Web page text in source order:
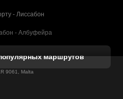
- Лиссабон
- Албуфейра
- Лагос
маршрутов
9061, Malta